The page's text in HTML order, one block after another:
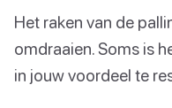
Het raken van de
omdraaien. Soms is
in jouw voordeel te